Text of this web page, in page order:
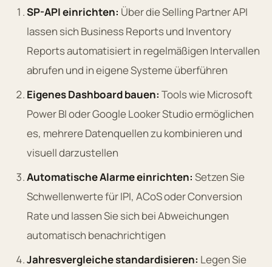
SP-API einrichten: Über die Selling Partner API
lassen sich Business Reports und Inventory
Reports automatisiert in regelmäßigen Intervallen
abrufen und in eigene Systeme überführen
Eigenes Dashboard bauen: Tools wie Microsoft
Power BI oder Google Looker Studio ermöglichen
es, mehrere Datenquellen zu kombinieren und
visuell darzustellen
Automatische Alarme einrichten: Setzen Sie
Schwellenwerte für IPI, ACoS oder Conversion
Rate und lassen Sie sich bei Abweichungen
automatisch benachrichtigen
Jahresvergleiche standardisieren: Legen Sie